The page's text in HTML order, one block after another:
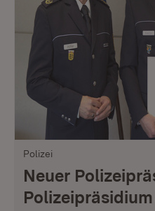
Polizei
Neuer